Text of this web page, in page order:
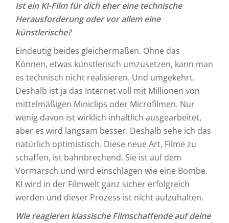
Ist ein KI-Film für dich eher eine technische
Herausforderung oder vor allem eine
künstlerische?
Eindeutig beides gleichermaßen. Ohne das
Können, etwas künstlerisch umzusetzen, kann man
es technisch nicht realisieren. Und umgekehrt.
Deshalb ist ja das Internet voll mit Millionen von
mittelmäßigen Miniclips oder Microfilmen. Nur
wenig davon ist wirklich inhaltlich ausgearbeitet,
aber es wird langsam besser. Deshalb sehe ich das
natürlich optimistisch. Diese neue Art, Filme zu
schaffen, ist bahnbrechend. Sie ist auf dem
Vormarsch und wird einschlagen wie eine Bombe.
KI wird in der Filmwelt ganz sicher erfolgreich
werden und dieser Prozess ist nicht aufzuhalten.
Wie reagieren klassische Filmschaffende auf deine